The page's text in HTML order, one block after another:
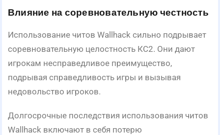
Влияние на соревновательную честность
Использование читов Wallhack сильно подрывает
соревновательную целостность КС2. Они дают
игрокам несправедливое преимущество,
подрывая справедливость игры и вызывая
недовольство игроков.
Долгосрочные последствия использования читов
Wallhack включают в себя потерю